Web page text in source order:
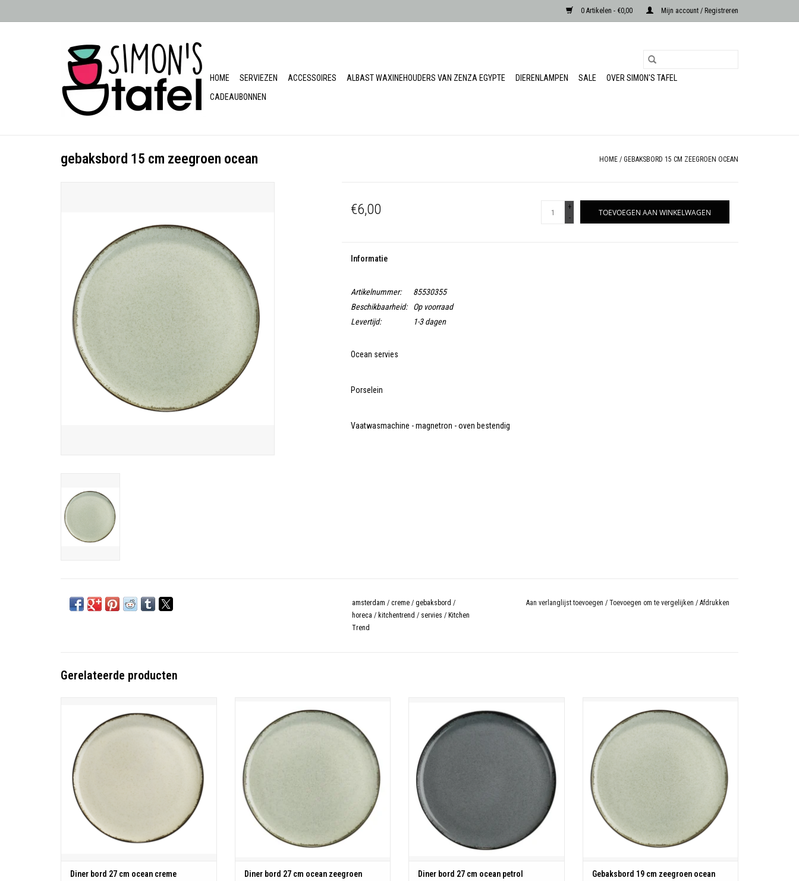
0 Artikelen - €0,00 Mijn account / Registreren
HOME SERVIEZEN ACCESSOIRES ALBAST WAXINEHOUDERS VAN ZENZA EGYPTE DIERENLAMPEN SALE
OVER SIMON'S TAFEL
CADEAUBONNEN
gebaksbord 15 cm zeegroen ocean HOME / GEBAKSBORD 15 CM ZEEGROEN OCEAN
€6,00
+
-
TOEVOEGEN AAN WINKELWAGEN
Informatie
Artikelnummer:
85530355
Beschikbaarheid:
Op voorraad
Levertijd:
1-3 dagen
Ocean servies
Porselein
Vaatwasmachine - magnetron - oven bestendig
amsterdam / creme / gebaksbord /
horeca / kitchentrend / servies / Kitchen
Trend
Aan verlanglijst toevoegen / Toevoegen om te vergelijken / Afdrukken
Gerelateerde producten
Porselein
Vaatwasmachine - magnetron - oven bestendig
TOEVOEGEN AAN WINKELWAGEN
Diner bord 27 cm ocean creme
Porselein
Vaatwasmachine - magnetron - oven bestendig
Diner bord 27 cm ocean zeegroen
Porselein
Vaatwasmachine - magnetron - oven bestendig
Diner bord 27 cm ocean petrol
Porselein
Vaatwasmachine - magnetron - oven bestendig
Gebaksbord 19 cm zeegroen ocean